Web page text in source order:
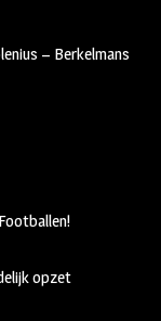
– Berkelmans
opzet